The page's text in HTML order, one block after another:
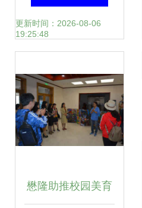
术交流活动
更新时间：2026-08-06
19:25:48
懋隆助推校园美育